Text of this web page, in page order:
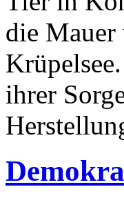
die Mauer
ihrer